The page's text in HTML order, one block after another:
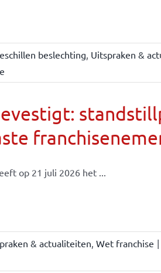
beslechting, Uitspraken &
op 21 juli 2026 het ...
& actualiteiten, Wet franchise |